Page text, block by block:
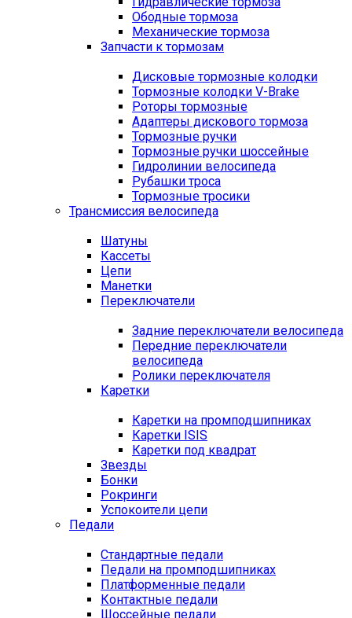
Ободные тормоза
Механические тормоза
Запчасти к тормозам
Дисковые тормозные колодки
Тормозные колодки V-Brake
Роторы тормозные
Адаптеры дискового тормоза
Тормозные ручки
Тормозные ручки шоссейные
Гидролинии велосипеда
Рубашки троса
Тормозные тросики
Трансмиссия велосипеда
Шатуны
Кассеты
Цепи
Манетки
Переключатели
Задние переключатели велосипеда
Передние переключатели
велосипеда
Ролики переключателя
Каретки
Каретки на промподшипниках
Каретки ISIS
Каретки под квадрат
Звезды
Бонки
Рокринги
Успокоители цепи
Педали
Стандартные педали
Педали на промподшипниках
Платформенные педали
Контактные педали
Шоссейные педали